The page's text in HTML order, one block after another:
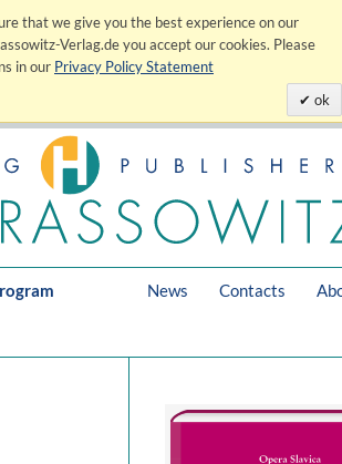
that we give you the best experience on our
Verlag.de you accept our cookies. Please
in our Privacy Policy Statement
ok
News Contacts